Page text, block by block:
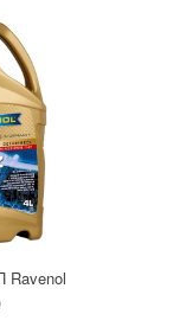
Ravenol